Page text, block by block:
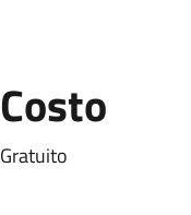
Costo
Gratuito